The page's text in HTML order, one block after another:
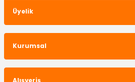
Üyelik
Kurumsal